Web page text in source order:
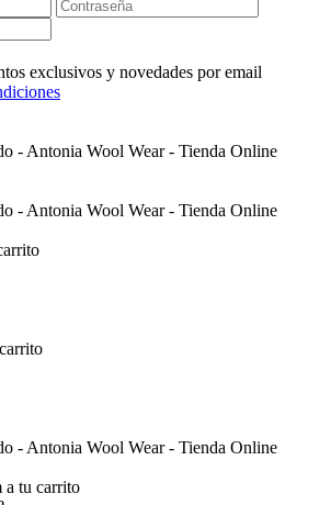
exclusivos y novedades por email
a tu carrito